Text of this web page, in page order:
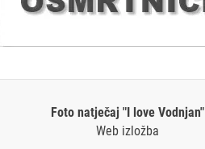
Foto natječaj "I love Vodnjan"
Web izložba